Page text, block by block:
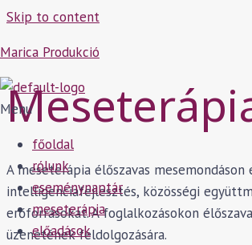
Skip to content
Marica Produkció
Menu
főoldal
rólunk
eseménynaptár
meseterápia
előadások
A meseterápia élőszavas
intelligenciafejlesztés, közösségi
erőforrásokat. A foglalkozásokon
üzenetének feldolgozására.